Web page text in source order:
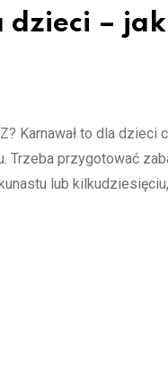
–
Karnawał to dla
przygotować
lub